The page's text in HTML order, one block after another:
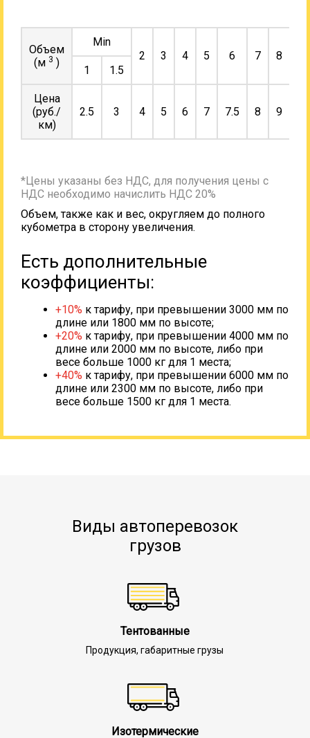
Объем
(м 3 )
Min
2
3 4 5 6 7 8
1
1.5
Цена
(руб./
км)
2.5 3 4 5 6 7 7.5 8 9
*Цены указаны без НДС, для получения цены с
НДС необходимо начислить НДС 20%
Объем, также как и вес, округляем до полного
кубометра в сторону увеличения.
Есть дополнительные
коэффициенты:
+10% к тарифу, при превышении 3000 мм по
длине или 1800 мм по высоте;
+20% к тарифу, при превышении 4000 мм по
длине или 2000 мм по высоте, либо при
весе больше 1000 кг для 1 места;
+40% к тарифу, при превышении 6000 мм по
длине или 2300 мм по высоте, либо при
весе больше 1500 кг для 1 места.
Виды автоперевозок
грузов
Тентованные
Продукция, габаритные грузы
Изотермические